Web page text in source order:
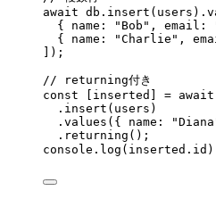
await db . insert (users) .
{ name:
" Bob " , email:
{ name:
"Charlie " ,
]);
// returning付き
const [ inserted ] = await
. insert (users)
. values ({ name: "Diana
. returning ();
console . log (inserted . id